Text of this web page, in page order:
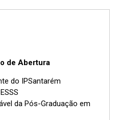
de Abertura
do IPSantarém
da Pós-Graduação em